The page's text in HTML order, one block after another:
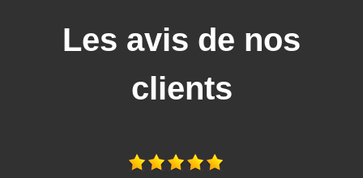
Les avis de nos
clients